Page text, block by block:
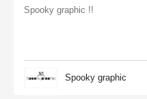
Spooky graphic !!
Spooky graphic